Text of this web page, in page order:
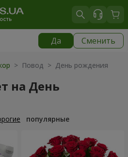
Да Сменить
> Повод > День рождения
на День
популярные